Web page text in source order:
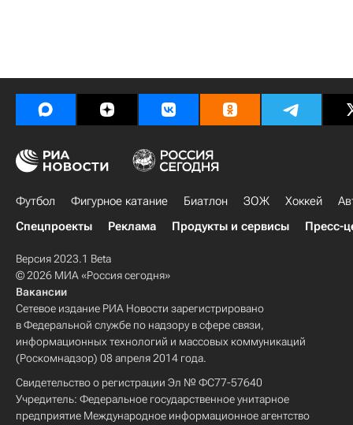
Футбол Фигурное катание Биатлон ЗОЖ Хоккей
Спецпроекты
Реклама Продукты и сервисы Пресс-
Версия 2023.1 Beta
© 2026 МИА «Россия сегодня»
Вакансии
Сетевое издание РИА Новости зарегистрировано
в Федеральной службе по надзору в сфере связи,
информационных технологий и массовых коммуникаций
(Роскомнадзор) 08 апреля 2014 года.
Свидетельство о регистрации Эл № ФС77-57640
Учредитель: Федеральное государственное унитарное
предприятие Международное информационное агентство